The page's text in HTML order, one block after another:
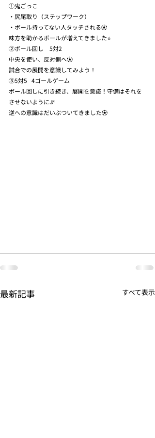
①鬼ごっこ
・尻尾取り（ステップワーク）
・ボール持ってない人タッチされる⚽️
味方を助かるボールが増えてきました⭐️
②ボール回し　5対2
中央を使い、反対側へ⚽️
試合での展開を意識してみよう！
③5対5   4ゴールゲーム
ボール回しに引き続き、展開を意識！守備はそれを
させないように🦵
逆への意識はだいぶついてきました⚽️
最新記事 すべて表示